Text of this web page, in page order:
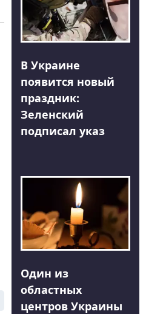
В Украине
появится новый
праздник:
Зеленский
подписал указ
Один из
областных
центров Украины